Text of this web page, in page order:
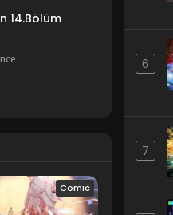
14.Bölüm
Comic
6
7